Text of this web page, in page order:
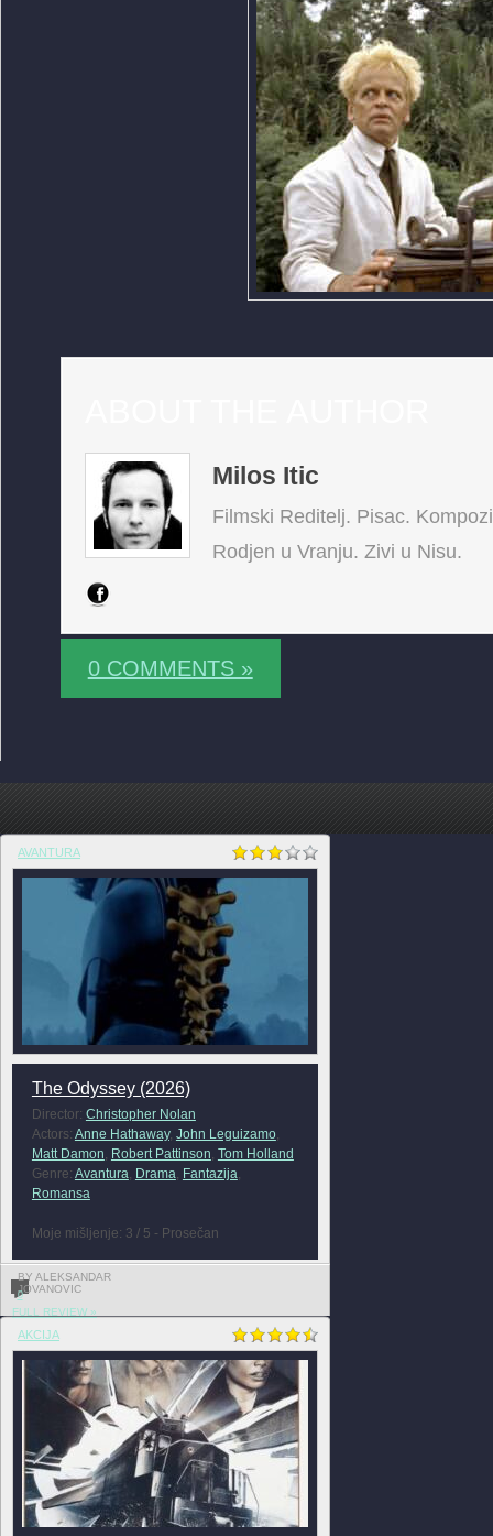
Milos Itic
Filmski Reditelj. Pisac.
Rodjen u Vranju. Zivi u Nisu.
0 COMMENTS »
AVANTURA
The Odyssey (2026)
Director: Christopher Nolan
Actors: Anne Hathaway, John Leguizamo,
Matt Damon Robert Pattinson Tom Holland
Genre: Avantura Drama Fantazija
Romansa
Moje mišljenje: 3 / 5 - Prosečan
BY ALEKSANDAR
JOVANOVIC
0
FULL REVIEW »
AKCIJA